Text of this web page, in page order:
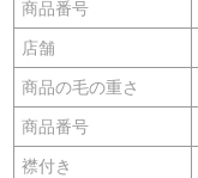
商品番号
店舗
商品の毛の重さ
商品番号
襟付き